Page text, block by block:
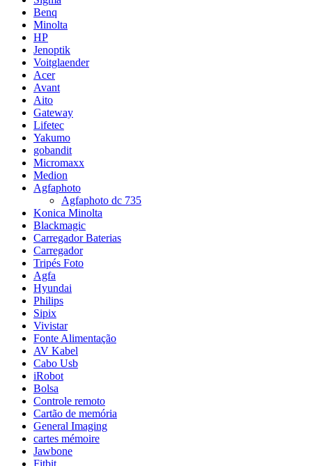
Benq
Minolta
HP
Jenoptik
Voitglaender
Acer
Avant
Aito
Gateway
Lifetec
Yakumo
gobandit
Micromaxx
Medion
Agfaphoto
Agfaphoto dc 735
Konica Minolta
Blackmagic
Carregador Baterias
Carregador
Tripés Foto
Agfa
Hyundai
Philips
Sipix
Vivistar
Fonte Alimentação
AV Kabel
Cabo Usb
iRobot
Bolsa
Controle remoto
Cartão de memória
General Imaging
cartes mémoire
Jawbone
Fitbit